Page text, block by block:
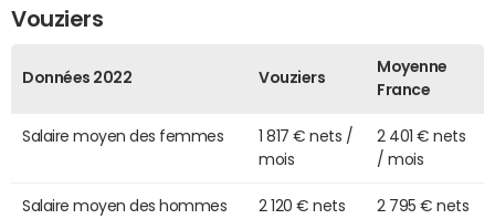
Vouziers
Données 2022 Vouziers
Moyenne
France
Salaire moyen des femmes
1 817 € nets /
mois
2 401 € nets
/ mois
Salaire moyen des hommes
2 120 € nets
2 795 € nets